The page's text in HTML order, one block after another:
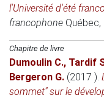
l'Université d'été
francophone Québec,
Chapitre de livre
Dumoulin C., Tardif
Bergeron G. (2017 ).
sommet" sur le